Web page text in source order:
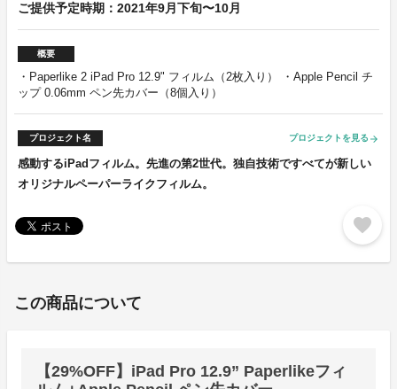
ご提供予定時期：2021年9月下旬〜10月
概要
・Paperlike 2 iPad Pro 12.9" フィルム（2枚入り） ・Apple Pencil チ
ップ 0.06mm ペン先カバー（8個入り）
プロジェクト名 プロジェクトを見る arrow_forward
感動するiPadフィルム。先進の第2世代。独自技術ですべてが新しい
オリジナルペーパーライクフィルム。
favorite
この商品について
【29%OFF】iPad Pro 12.9” Paperlikeフィ